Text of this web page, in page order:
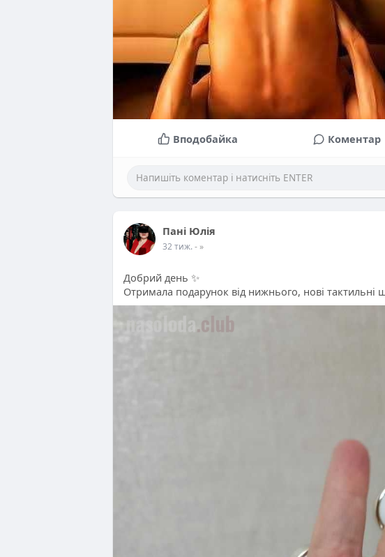
Вподобайка Коментар
Пані Юлія
32 тиж.- »
Добрий день ✨
Отримала подарунок від нижнього, нові тактильні